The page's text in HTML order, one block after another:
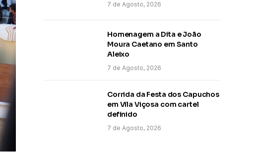
7 de Agosto, 2026
Homenagem a Dita e João
Moura Caetano em Santo
Aleixo
7 de Agosto, 2026
Corrida da Festa dos Capuchos
em Vila Viçosa com cartel
definido
7 de Agosto, 2026